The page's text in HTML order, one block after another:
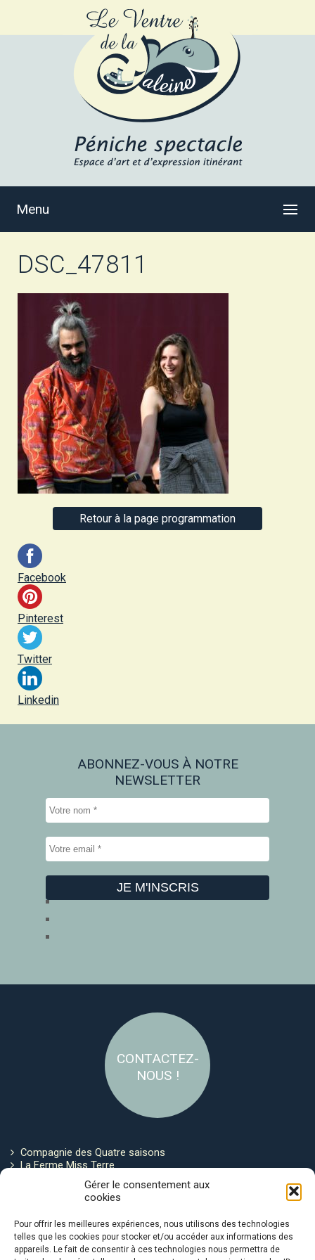
Gérer le consentement aux
cookies
Pour offrir les meilleures expériences, nous utilisons des technologies
telles que les cookies pour stocker et/ou accéder aux informations des
appareils. Le fait de consentir à ces technologies nous permettra de
Menu
DSC_47811
Retour à la page programmation
Facebook
Pinterest
Twitter
Linkedin
ABONNEZ-VOUS À NOTRE
NEWSLETTER
CONTACTEZ-
NOUS !
Compagnie des Quatre saisons
La Ferme Miss Terre
Politique de cookies